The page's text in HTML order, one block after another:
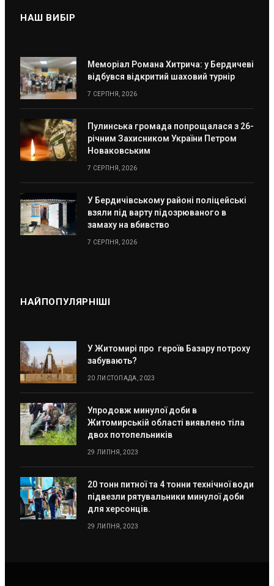
НАШ ВИБІР
Меморіал Романа Хитрича: у Бердичеві
відбувся відкритий шаховий турнір
7 СЕРПНЯ, 2026
Пулинська громада попрощалася з 26-
річним Захисником України Петром
Новаковським
7 СЕРПНЯ, 2026
У Бердичівському районі поліцейські
взяли під варту підозрюваного в
замаху на вбивство
7 СЕРПНЯ, 2026
НАЙПОПУЛЯРНІШІ
У Житомирі про героїв Базару потроху
забувають?
20 ЛИСТОПАДА, 2023
Упродовж минулої доби в
Житомирській області виявлено тіла
двох потопельників
29 ЛИПНЯ, 2023
20 тонн питної та 4 тонни технічної води
підвезли рятувальники минулої доби
для херсонців.
29 ЛИПНЯ, 2023